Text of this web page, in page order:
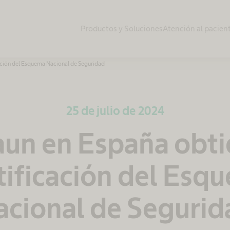
del Esquema Nacional de Seguridad
25 de julio de 2024
en España
del
de